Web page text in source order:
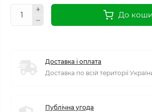
До
Доставка і оплата
Доставка по всій території
Публічна угода